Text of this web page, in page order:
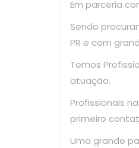
Em parceria
Sendo
PR e com
Temos
atuação.
Profissionais
primeiro
Uma grande